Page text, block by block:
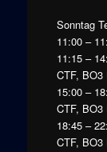
Sonntag
11:00 –
11:15 –
CTF, BO3
15:00 –
CTF, BO3
18:45 –
CTF, BO3